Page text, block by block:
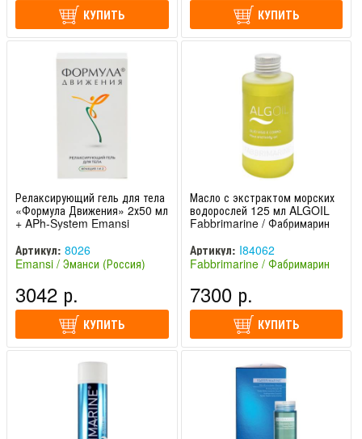
КУПИТЬ КУПИТЬ
Релаксирующий гель для тела
«Формула Движения» 2х50 мл
+ APh-System Emansi
Артикул: 8026
Emansi / Эманси (Россия)
3042 р.
КУПИТЬ
Масло с экстрактом морских
водорослей 125 мл ALGOIL
Fabbrimarine / Фабримарин
Артикул: I84062
Fabbrimarine / Фабримарин
7300 р.
КУПИТЬ